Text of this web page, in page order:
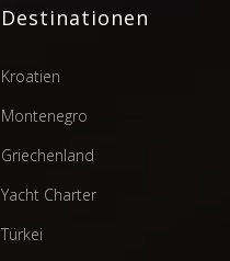
Destinationen
Kroatien
Montenegro
Griechenland
Yacht Charter
Türkei